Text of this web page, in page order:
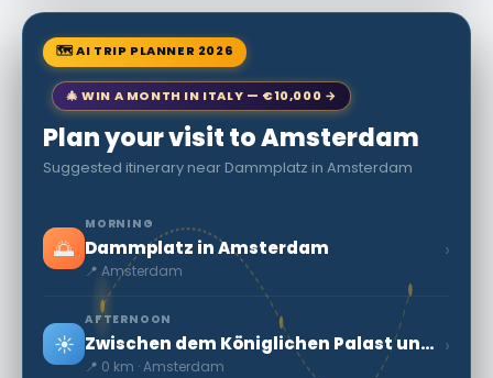
🗺 AI TRIP PLANNER 2026
🎄 WIN A MONTH IN ITALY — €10,000 →
Plan your visit to Amsterdam
Suggested itinerary near Dammplatz in Amsterdam
🌅
MORNING
Dammplatz in Amsterdam
📍 Amsterdam
›
☀️
AFTERNOON
Zwischen dem Königlichen Palast und der Neuen Kirche (Nieuwe Kerk)
📍 0 km · Amsterdam
›